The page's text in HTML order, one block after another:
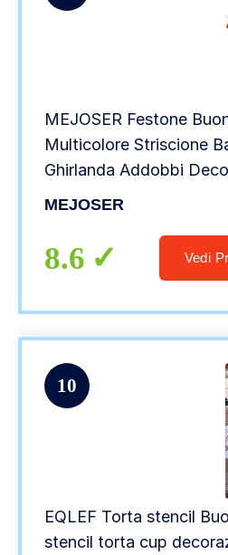
MEJOSER Festone
Multicolore Striscione
Ghirlanda Addobbi
Festa Compleanno in
MEJOSER
8.6 Vedi
10
EQLEF Torta stencil
stencil torta cup